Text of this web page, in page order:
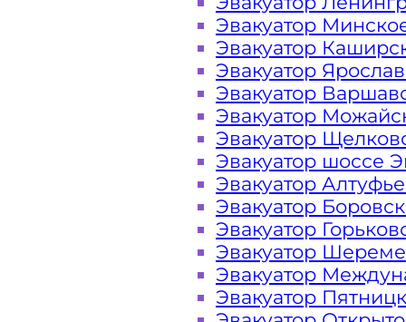
Закажите услугу "эвакуатор
сайте компании «МОБИ»
Вам необходимы услуги
Эвакуаторы «МОБИ» находятся на
сутки. Обращайтесь к нам
любой ситуации и гарантируем
WHATSAPP
Эвакуатор
Эвакуатор
Эвакуатор
Эвакуатор
Эвакуатор
Эвакуатор
Эвакуатор шоссе
Эвакуатор
Эвакуатор
Эвакуатор
Эвакуатор
Эвакуатор
Эвакуатор